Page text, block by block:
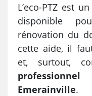
L’eco-PTZ est
disponible
rénovation du
cette aide, il
et, surtout,
Emerainville.